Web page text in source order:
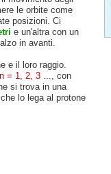
le orbite come
posizioni. Ci
e un'altra con un
in avanti.
e il loro raggio.
n = 1, 2, 3 ...
, con
si trova in una
lo lega al protone